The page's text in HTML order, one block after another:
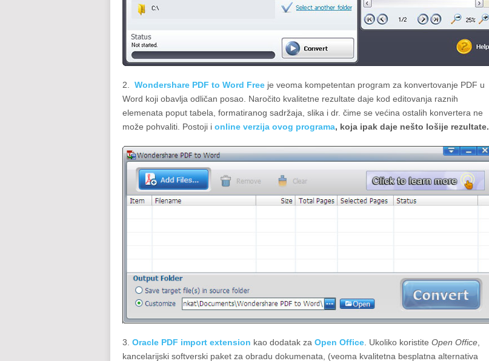
2. Wondershare PDF to Word Free je veoma kompetentan program za konvertovanje PDF u
Word koji obavlja odličan posao. Naročito kvalitetne rezultate daje kod editovanja raznih
elemenata poput tabela, formatiranog sadržaja, slika i dr. čime se većina ostalih konvertera ne
može pohvaliti. Postoji i online verzija ovog programa, koja ipak daje nešto lošije rezultate.
3. Oracle PDF import extension kao dodatak za Open Office . Ukoliko koristite Open Office
kancelarijski softverski paket za obradu dokumenata, (veoma kvalitetna besplatna alternativa